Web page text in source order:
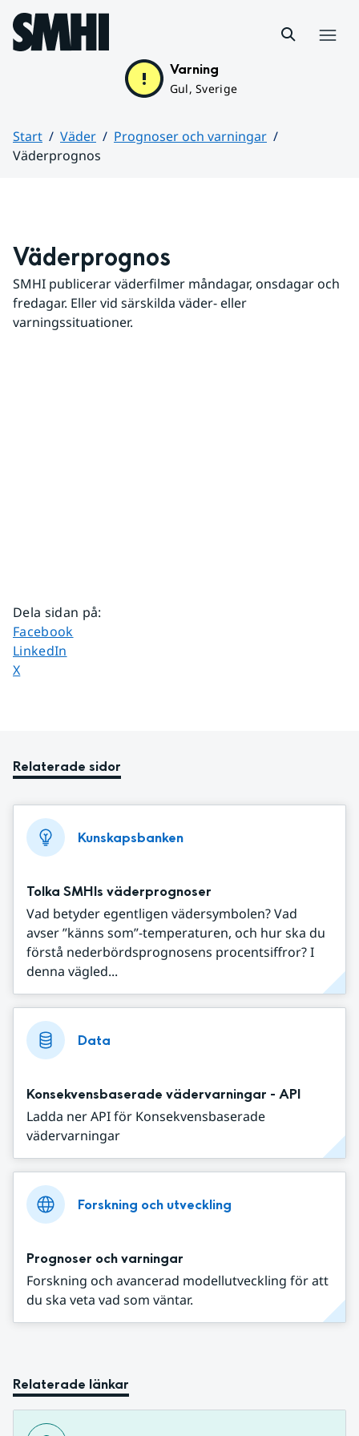
Hoppa till sidans innehåll
Varning
Gul, Sverige
Start Väder
Prognoser och varningar
Väderprognos
Väderprognos
SMHI publicerar väderfilmer måndagar, onsdagar och
fredagar. Eller vid särskilda väder- eller
varningssituationer.
Dela sidan på:
Dela sidan på
Facebook
Dela sidan på
LinkedIn
Dela sidan på
X
Relaterade sidor
Kunskapsbanken
Tolka SMHIs väderprognoser
Vad betyder egentligen vädersymbolen? Vad
avser ”känns som”-temperaturen, och hur ska du
förstå nederbördsprognosens procentsiffror? I
denna vägled...
Data
Konsekvensbaserade vädervarningar - API
Ladda ner API för Konsekvensbaserade
vädervarningar
Forskning och utveckling
Prognoser och varningar
Forskning och avancerad modellutveckling för att
du ska veta vad som väntar.
Relaterade länkar